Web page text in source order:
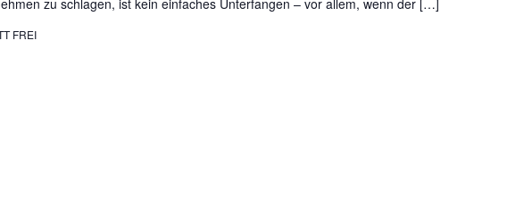
zu schlagen, ist kein einfaches Unterfangen – vor allem, wenn der […]
FREI